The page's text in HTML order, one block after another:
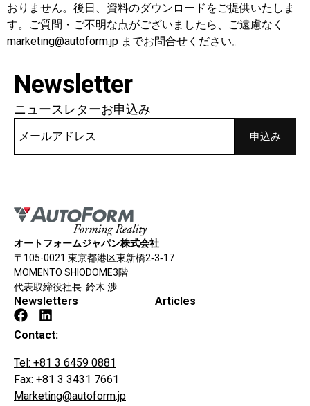
おりません。後日、資料のダウンロードをご提供いたしま
す。ご質問・ご不明な点がございましたら、ご遠慮なく
marketing@autoform.jp までお問合せください。
Newsletter
ニュースレターお申込み
オートフォームジャパン株式会社
〒105-0021 東京都港区東新橋2‐3‐17
MOMENTO SHIODOME3階
代表取締役社長 鈴木 渉
Newsletters Articles
Contact:
Tel: +81 3 6459 0881
Fax: +81 3 3431 7661
Marketing@autoform.jp